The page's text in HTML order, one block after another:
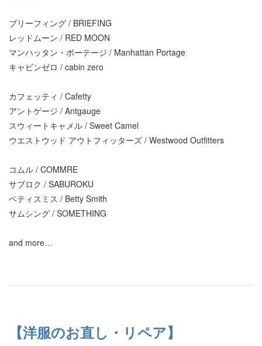
ブリーフィング / BRIEFING
レッドムーン / RED MOON
マンハッタン・ポーテージ / Manhattan Portage
キャビンゼロ / cabin zero
カフェッティ / Cafetty
アントゲージ / Antgauge
スウィートキャメル / Sweet Camel
ウエストウッド アウトフィッターズ / Westwood Outfitters
コムル / COMMRE
サブロク / SABUROKU
ベティスミス / Betty Smith
サムシング / SOMETHING
and more…
【洋服のお直し・リペア】